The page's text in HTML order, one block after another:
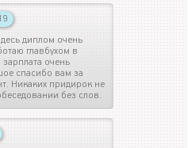
диплом очень
главбухом в
очень
спасибо вам за
Никаких придирок не
без слов.